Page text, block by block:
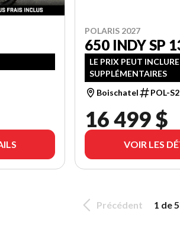
POLARIS 2027
650 INDY SP
LE PRIX PEUT
SUPPLÉMENTAIRES
Boischatel
POL-
16 499 $
VOIR LES
Précédent 1 de